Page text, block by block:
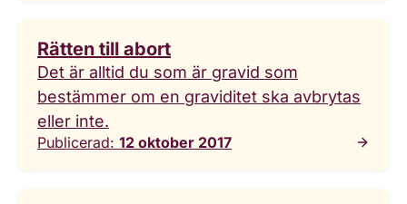
Rätten till abort
Det är alltid du som är gravid som
bestämmer om en graviditet ska avbrytas
eller inte.
Publicerad: 12 oktober 2017